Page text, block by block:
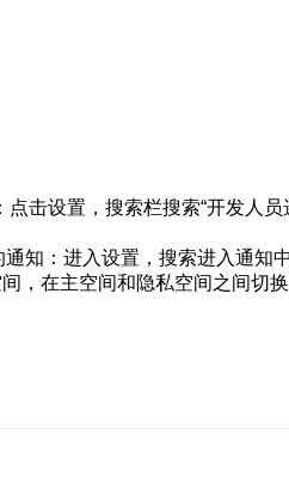
击设置，搜索栏搜索“开发人员
知：进入设置，搜索进入通知
，在主空间和隐私空间之间切